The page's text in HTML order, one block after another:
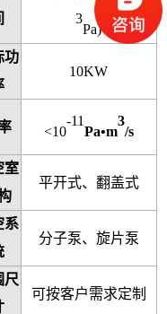
3
Pa)
功
10KW
<10
-11
Pa•m
3
/s
室
平开式、翻盖式
系
分子泵、旋片泵
尺
可按客户需求定制